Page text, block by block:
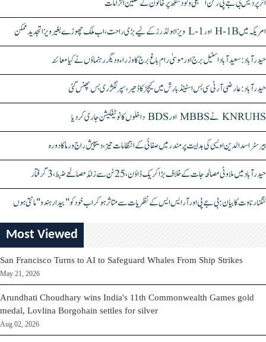
اتر پردیش بی جے پی رکن اسمبلی ونود سنگھ پر خاتون کے سنگین الزامات
امریکہ میں H-1B اور L-1 ویزا ہولڈرز کے لیے بڑی راحت، اب ملک چھوڑے بغیر ویزا تجدید ممکن
حیدرآباد: سعیدآباد اسٹیل برج اور موسیٰ رام باغ برج کا وزراء و دیگر رہنماؤں نے کیا معائنہ
حیدرآباد: عارضی آر ٹی سی بس اسٹینڈ بارش میں کیچڑ کا ڈھیر، سپر لگژری بس پھنس گئی
KNRUHS نے MBBS اور BDS داخلوں کا نوٹیفکیشن جاری کر دیا
بیرسٹر اسدالدین اویسی کی ہدایت پر مندر میں صفائی کے انتظامات تیز، دیپیش راج ورما کا دورہ
حیدرآباد میں ملاوٹی مصالحہ جات کے خلاف بڑا کریک ڈاؤن، 25 ٹن سے زائد مصالحے ضبط، 3 گرفتار
کنگنا رناوت کا بیان: بی جے پی اور آر ایس ایس کے نظریات سے متاثر ہو کر اب خود کو "بیدار ہندو" مانتی ہوں
Most Viewed
San Francisco Turns to AI to Safeguard Whales From Ship Strikes
May 21, 2026
Arundhati Choudhary wins India's 11th Commonwealth Games gold
medal, Lovlina Borgohain settles for silver
Aug 02, 2026